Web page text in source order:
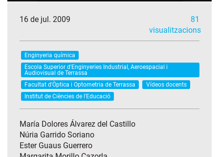
16 de jul. 2009
81
visualitzacions
Enginyeria química
Escola Superior d'Enginyeries Industrial, Aeroespacial i
Audiovisual de Terrassa
Facultat d'Òptica i Optometria de Terrassa
Vídeos docents
Institut de Ciències de l'Educació
María Dolores Álvarez del Castillo
Núria Garrido Soriano
Ester Guaus Guerrero